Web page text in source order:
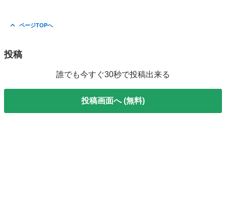
ページTOPへ
投稿
誰でも今すぐ30秒で投稿出来る
投稿画面へ (無料)